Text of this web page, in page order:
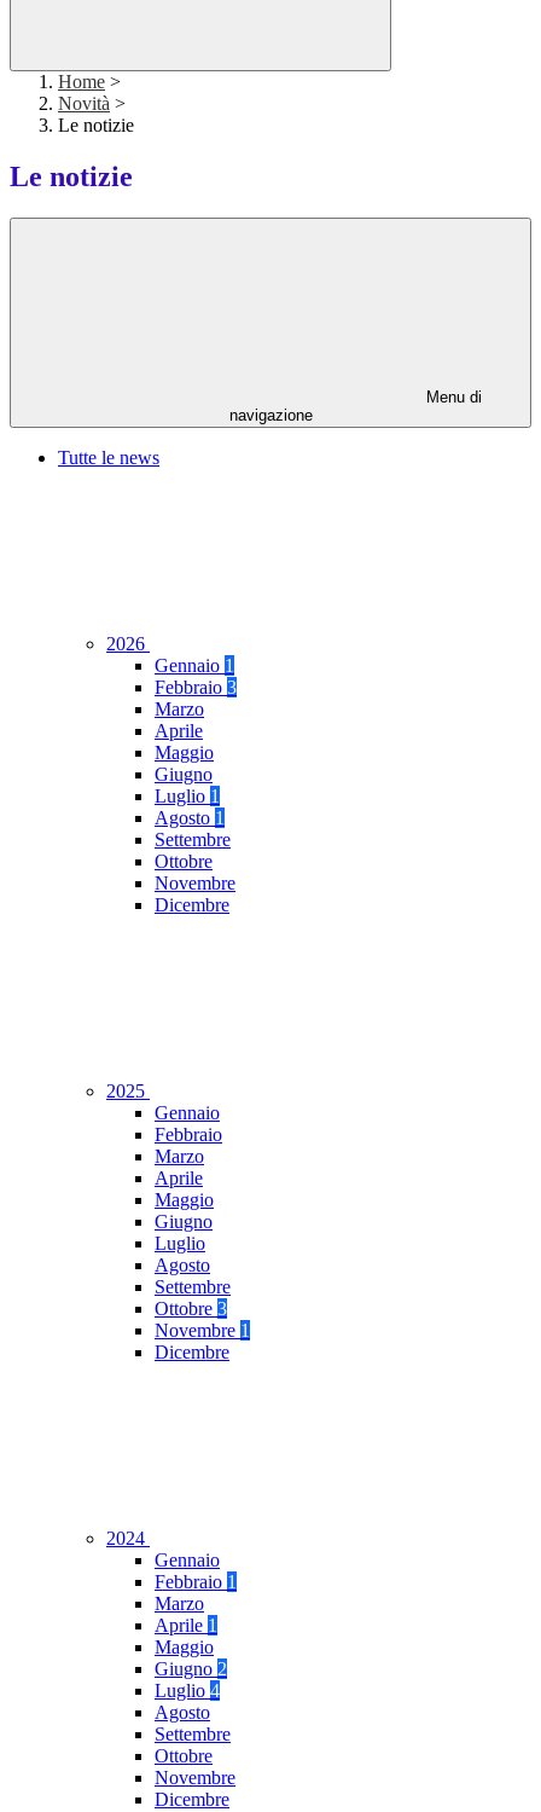
Home >
Novità >
Le notizie
Le notizie
Menu di
navigazione
Tutte le news
2026
Gennaio 1
Febbraio 3
Marzo
Aprile
Maggio
Giugno
Luglio 1
Agosto 1
Settembre
Ottobre
Novembre
Dicembre
2025
Gennaio
Febbraio
Marzo
Aprile
Maggio
Giugno
Luglio
Agosto
Settembre
Ottobre 3
Novembre 1
Dicembre
2024
Gennaio
Febbraio 1
Marzo
Aprile 1
Maggio
Giugno 2
Luglio 4
Agosto
Settembre
Ottobre
Novembre
Dicembre